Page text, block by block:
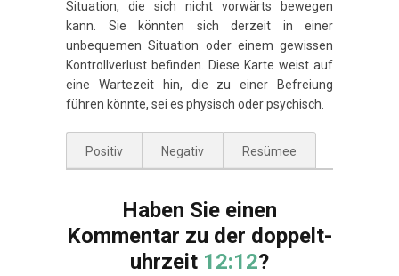
Situation, die sich nicht vorwärts bewegen
kann. Sie könnten sich derzeit in einer
unbequemen Situation oder einem gewissen
Kontrollverlust befinden. Diese Karte weist auf
eine Wartezeit hin, die zu einer Befreiung
führen könnte, sei es physisch oder psychisch.
Positiv Negativ Resümee
Haben Sie einen
Kommentar zu der doppelt-
uhrzeit 12:12?